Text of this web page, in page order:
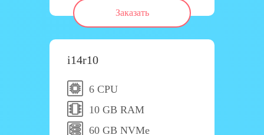
Заказать
i14r10
6 CPU
10 GB RAM
60 GB NVMe